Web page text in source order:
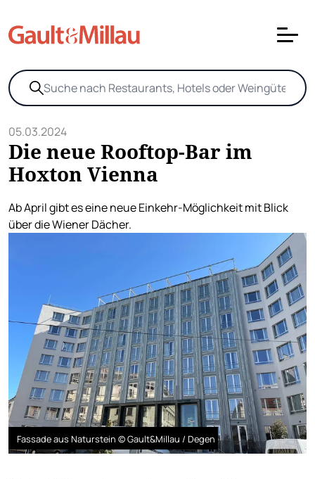
05.03.2024
Die neue Rooftop-Bar im
Hoxton Vienna
Ab April gibt es eine neue Einkehr-Möglichkeit mit Blick
über die Wiener Dächer.
Fassade aus Naturstein © Gault&Millau / Degen